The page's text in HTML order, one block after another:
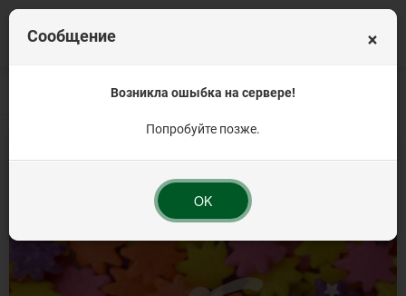
Кондитерская посыпка на торт Посыпка фигурная
×
Сообщение
Возникла ошыбка на сервере!
Попробуйте позже.
OK